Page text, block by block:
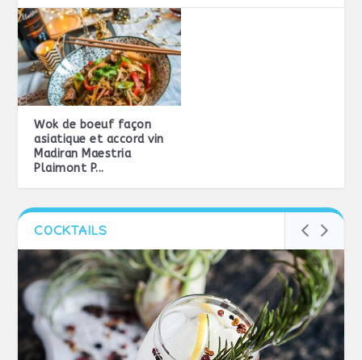
Wok de boeuf façon
asiatique et accord vin
Madiran Maestria
Plaimont P...
COCKTAILS